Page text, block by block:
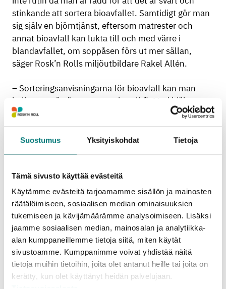
Suostumus Yksityiskohdat Tietoja
Tämä sivusto käyttää evästeitä
Käytämme evästeitä tarjoamamme sisällön ja mainosten
räätälöimiseen, sosiaalisen median ominaisuuksien
tukemiseen ja kävijämäärämme analysoimiseen. Lisäksi
jaamme sosiaalisen median, mainosalan ja analytiikka-
alan kumppaneillemme tietoja siitä, miten käytät
sivustoamme. Kumppanimme voivat yhdistää näitä
tietoja muihin tietoihin, joita olet antanut heille tai joita on
kerätty, kun olet käyttänyt heidän palvelujaan.
stinkande att sortera bioavfallet. Samtidigt gör man
sig själv en björntjänst, eftersom matrester och
annat bioavfall kan lukta till och med värre i
blandavfallet, om soppåsen förs ut mer sällan,
säger Rosk’n Rolls miljöutbildare Rakel Allén.
– Sorteringsanvisningarna för bioavfall kan man
kolla upp på nätet www.rosknroll.fi. Med hjälp av
instruktionerna är det så lätt att sortera att var och
en av oss klarar det hur enkelt som helst, tillägger
Allén.
onödigt bioavfall, det vill säga matsvinn. Köp och
tillred så mycket mat som behövs, bunkra inte upp
för säkerhets skull.
Grillsäsongen är inte heller förbi, påminner Allén.
Överbliven mat lämpar sig utmärkt till exempel på
grillen.
– Finländarna är kreativa grillare så de kvarblivna